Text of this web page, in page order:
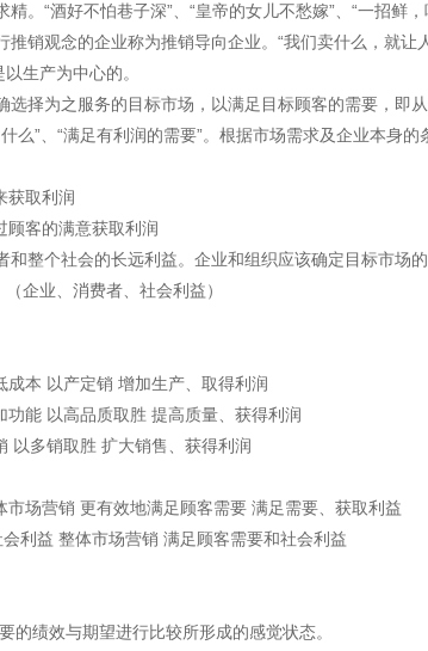
。“酒好不怕巷子深”、“皇帝的女儿不愁嫁”、“一招鲜，
销观念的企业称为推销导向企业。“我们卖什么，就让
生产为中心的。
择为之服务的目标市场，以满足目标顾客的需要，即
么”、“满足有利润的需要”。根据市场需求及企业本身的
获取利润
顾客的满意获取利润
整个社会的长远利益。企业和组织应该确定目标市场
企业、消费者、社会利益）
本 以产定销 增加生产、取得利润
能 以高品质取胜 提高质量、获得利润
以多销取胜 扩大销售、获得利润
场营销 更有效地满足顾客需要 满足需要、获取利益
利益 整体市场营销 满足顾客需要和社会利益
的绩效与期望进行比较所形成的感觉状态。